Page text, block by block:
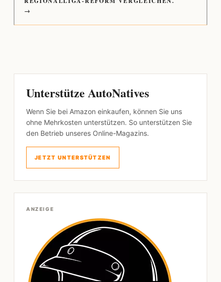
→
Unterstütze AutoNatives
Wenn Sie bei Amazon einkaufen, können Sie uns
ohne Mehrkosten unterstützen. So unterstützen Sie
den Betrieb unseres Online-Magazins.
JETZT UNTERSTÜTZEN
ANZEIGE